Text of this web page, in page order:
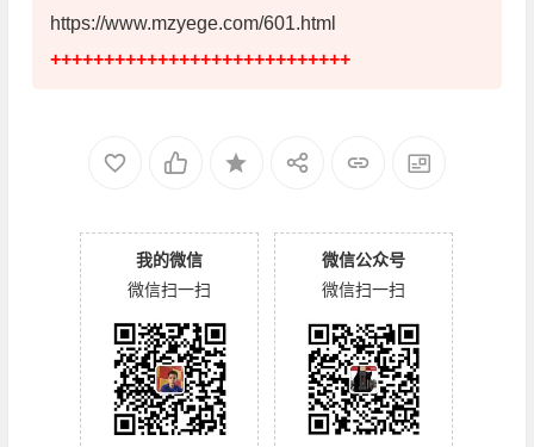
https://www.mzyege.com/601.html
++++++++++++++++++++++++++++
我的微信
微信扫一扫
微信公众号
微信扫一扫